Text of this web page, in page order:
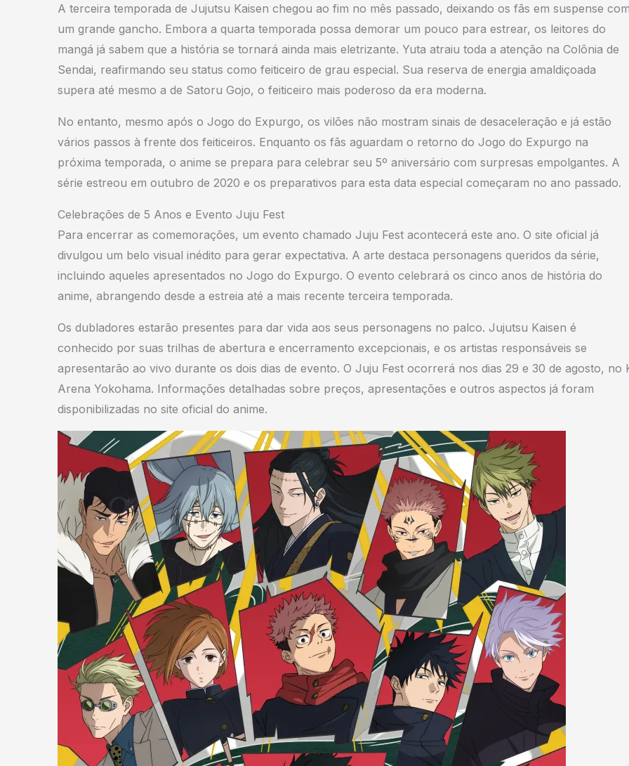
A terceira temporada de Jujutsu Kaisen chegou ao fim no mês passado, deixando os fãs em suspense
um grande gancho. Embora a quarta temporada possa demorar um pouco para estrear, os leitores do
mangá já sabem que a história se tornará ainda mais eletrizante. Yuta atraiu toda a atenção na Colônia de
Sendai, reafirmando seu status como feiticeiro de grau especial. Sua reserva de energia amaldiçoada
supera até mesmo a de Satoru Gojo, o feiticeiro mais poderoso da era moderna.
No entanto, mesmo após o Jogo do Expurgo, os vilões não mostram sinais de desaceleração e já estão
vários passos à frente dos feiticeiros. Enquanto os fãs aguardam o retorno do Jogo do Expurgo na
próxima temporada, o anime se prepara para celebrar seu 5º aniversário com surpresas empolgantes. A
série estreou em outubro de 2020 e os preparativos para esta data especial começaram no ano passado.
Celebrações de 5 Anos e Evento Juju Fest
Para encerrar as comemorações, um evento chamado Juju Fest acontecerá este ano. O site oficial já
divulgou um belo visual inédito para gerar expectativa. A arte destaca personagens queridos da série,
incluindo aqueles apresentados no Jogo do Expurgo. O evento celebrará os cinco anos de história do
anime, abrangendo desde a estreia até a mais recente terceira temporada.
Os dubladores estarão presentes para dar vida aos seus personagens no palco. Jujutsu Kaisen é
conhecido por suas trilhas de abertura e encerramento excepcionais, e os artistas responsáveis se
apresentarão ao vivo durante os dois dias de evento. O Juju Fest ocorrerá nos dias 29 e 30 de agosto, no
Arena Yokohama. Informações detalhadas sobre preços, apresentações e outros aspectos já foram
disponibilizadas no site oficial do anime.